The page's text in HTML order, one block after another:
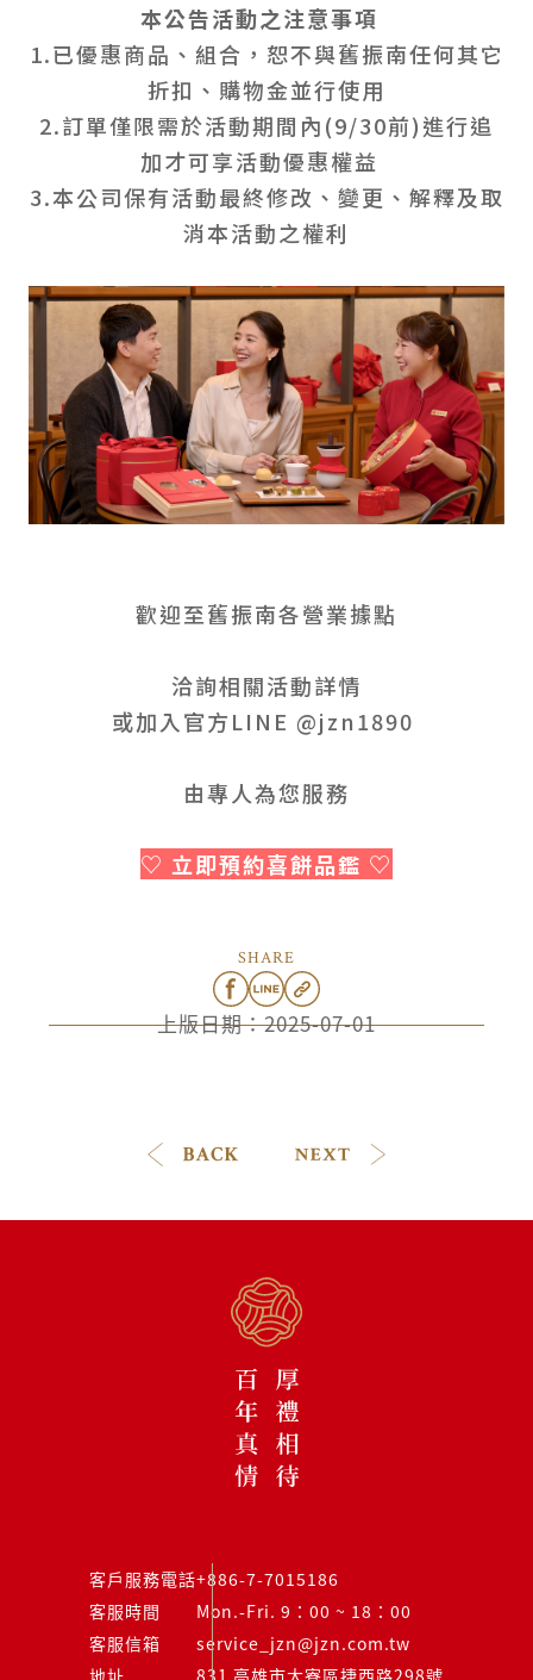
本公告活動之注意事項
1.已優惠商品、組合，恕不與舊振南任何其它
折扣、購物金並行使用
2.訂單僅限需於活動期間內(9/30前)進行追
加才可享活動優惠權益
3.本公司保有活動最終修改、變更、解釋及取
消本活動之權利
歡迎至舊振南各營業據點
洽詢相關活動詳情
或加入官方LINE @jzn1890
由專人為您服務
♡ 立即預約喜餅品鑑 ♡
上版日期：2025-07-01
SHARE
客戶服務電話+886-7-7015186
客服時間
Mon.-Fri. 9：00 ~ 18：00
客服信箱
service_jzn@jzn.com.tw